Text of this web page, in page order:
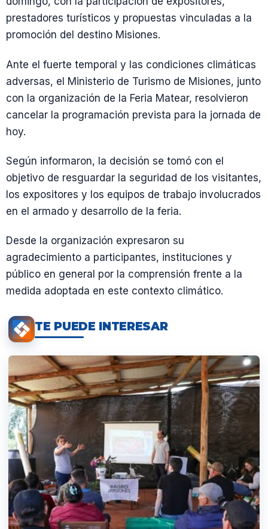
prestadores turísticos y propuestas vinculadas a la
promoción del destino Misiones.
Ante el fuerte temporal y las condiciones climáticas
adversas, el Ministerio de Turismo de Misiones, junto
con la organización de la Feria Matear, resolvieron
cancelar la programación prevista para la jornada de
hoy.
Según informaron, la decisión se tomó con el
objetivo de resguardar la seguridad de los visitantes,
los expositores y los equipos de trabajo involucrados
en el armado y desarrollo de la feria.
Desde la organización expresaron su
agradecimiento a participantes, instituciones y
público en general por la comprensión frente a la
medida adoptada en este contexto climático.
TE PUEDE INTERESAR